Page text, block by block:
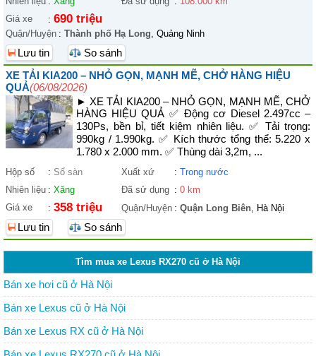
Giá xe
: 690 triệu
Quận/Huyện : Thành phố Hạ Long, Quảng Ninh
Lưu tin
So sánh
XE TẢI KIA200 – NHỎ GỌN, MẠNH MẼ, CHỞ HÀNG HIỆU
QUẢ(06/08/2026)
► XE TẢI KIA200 – NHỎ GỌN, MẠNH MẼ, CHỞ
HÀNG HIỆU QUẢ ✅ Động cơ Diesel 2.497cc –
130Ps, bền bỉ, tiết kiệm nhiên liệu. ✅ Tải trọng:
990kg / 1.990kg. ✅ Kích thước tổng thể: 5.220 x
1.780 x 2.000 mm. ✅ Thùng dài 3,2m, ...
Hộp số : Số sàn Xuất xứ : Trong nước
Nhiên liệu : Xăng Đã sử dụng : 0 km
Giá xe
: 358 triệu Quận/Huyện : Quận Long Biên, Hà Nội
Lưu tin So sánh
Tìm mua xe Lexus RX270 cũ ở Hà Nội
Bán xe hơi cũ ở Hà Nội
Bán xe Lexus cũ ở Hà Nội
Bán xe Lexus RX cũ ở Hà Nội